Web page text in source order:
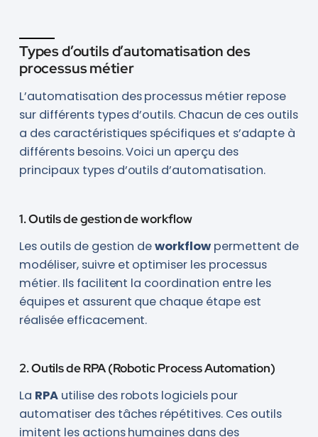
Types d’outils d’automatisation des
processus métier
L’automatisation des processus métier repose
sur différents types d’outils. Chacun de ces outils
a des caractéristiques spécifiques et s’adapte à
différents besoins. Voici un aperçu des
principaux types d’outils d’automatisation.
1. Outils de gestion de workflow
Les outils de gestion deworkflow permettent de
modéliser, suivre et optimiser les processus
métier. Ils facilitent la coordination entre les
équipes et assurent que chaque étape est
réalisée efficacement.
2. Outils de RPA (Robotic Process Automation)
La RPAutilise des robots logiciels pour
automatiser des tâches répétitives. Ces outils
imitent les actions humaines dans des